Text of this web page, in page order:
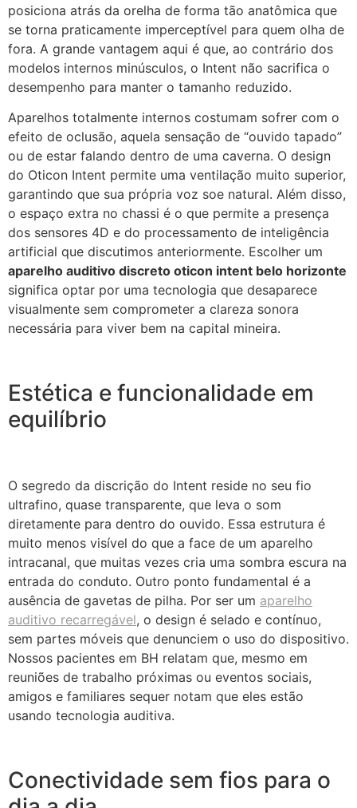
posiciona atrás da orelha de forma tão anatômica que
se torna praticamente imperceptível para quem olha de
fora. A grande vantagem aqui é que, ao contrário dos
modelos internos minúsculos, o Intent não sacrifica o
desempenho para manter o tamanho reduzido.
Aparelhos totalmente internos costumam sofrer com o
efeito de oclusão, aquela sensação de “ouvido tapado”
ou de estar falando dentro de uma caverna. O design
do Oticon Intent permite uma ventilação muito superior,
garantindo que sua própria voz soe natural. Além disso,
o espaço extra no chassi é o que permite a presença
dos sensores 4D e do processamento de inteligência
artificial que discutimos anteriormente. Escolher um
aparelho auditivo discreto oticon intent belo horizonte
significa optar por uma tecnologia que desaparece
visualmente sem comprometer a clareza sonora
necessária para viver bem na capital mineira.
Estética e funcionalidade em
equilíbrio
O segredo da discrição do Intent reside no seu fio
ultrafino, quase transparente, que leva o som
diretamente para dentro do ouvido. Essa estrutura é
muito menos visível do que a face de um aparelho
intracanal, que muitas vezes cria uma sombra escura na
entrada do conduto. Outro ponto fundamental é a
ausência de gavetas de pilha. Por ser um aparelho
auditivo recarregável, o design é selado e contínuo,
sem partes móveis que denunciem o uso do dispositivo.
Nossos pacientes em BH relatam que, mesmo em
reuniões de trabalho próximas ou eventos sociais,
amigos e familiares sequer notam que eles estão
usando tecnologia auditiva.
Conectividade sem fios para o